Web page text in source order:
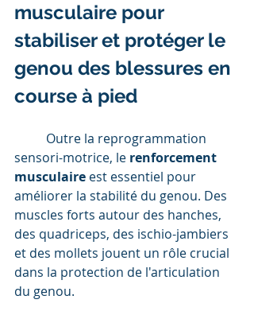
musculaire pour
stabiliser et protéger le
genou des blessures en
course à pied
sensori-motrice, le renforcement
musculaire est essentiel pour
améliorer la stabilité du genou. Des
muscles forts autour des hanches,
des quadriceps, des ischio-jambiers
et des mollets jouent un rôle crucial
dans la protection de l'articulation
du genou.